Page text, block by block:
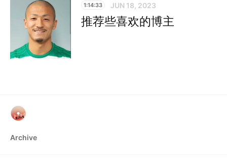
1:14:33 JUN 18, 2023
推荐些喜欢的博主
Archive